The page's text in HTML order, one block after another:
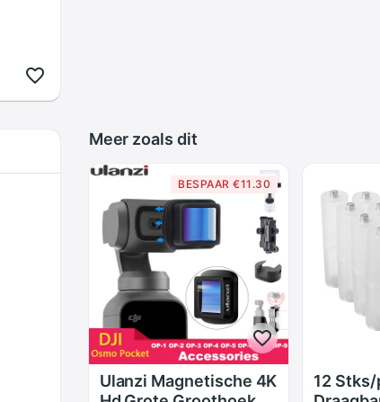
Meer zoals dit
BESPAAR €11.30
Ulanzi Magnetische 4K
12